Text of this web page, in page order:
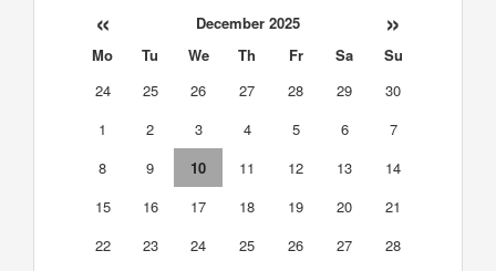
« December 2025 »
Mo Tu We Th Fr Sa
Su
24
25 26 27 28 29
30
1
2 3 4 5 6
7
8
9 10 11 12 13
14
15
16 17 18 19 20
21
22
23 24 25 26 27
28